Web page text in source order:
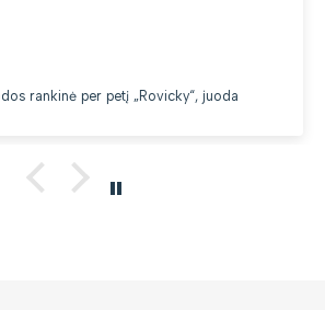
rankinė per petį „Rovicky“, juoda